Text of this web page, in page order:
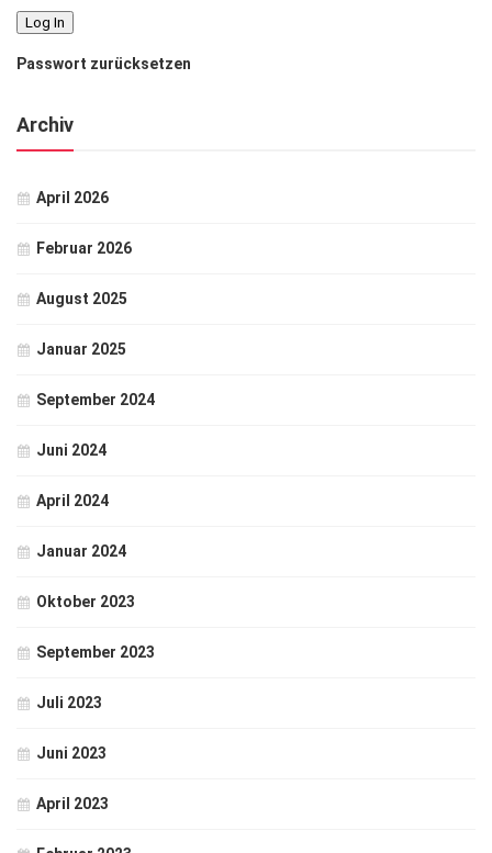
Passwort zurücksetzen
Archiv
April 2026
Februar 2026
August 2025
Januar 2025
September 2024
Juni 2024
April 2024
Januar 2024
Oktober 2023
September 2023
Juli 2023
Juni 2023
April 2023